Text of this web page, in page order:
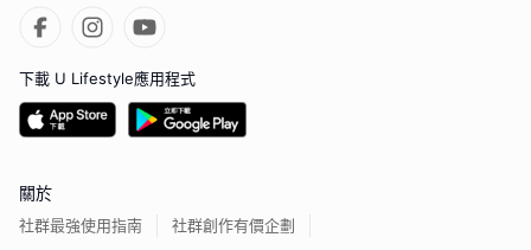
下載 U Lifestyle應用程式
關於
社群最強使用指南
社群創作有價企劃